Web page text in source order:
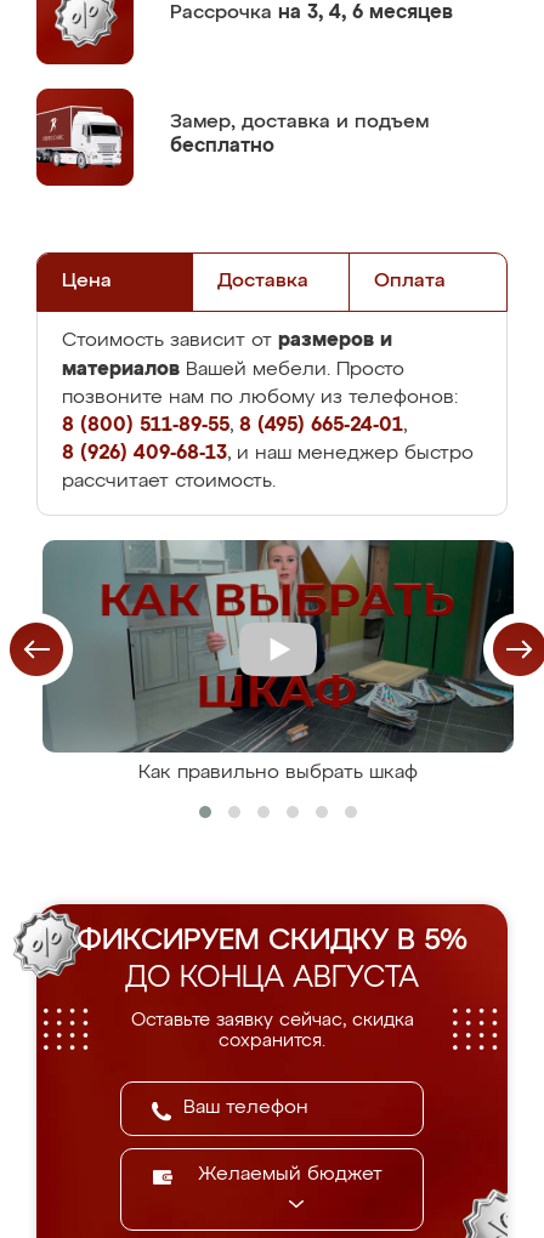
Рассрочка на 3, 4, 6 месяцев
Замер, доставка и подъем
бесплатно
Цена Доставка Оплата
Стоимость зависит от размеров и
материалов Вашей мебели. Просто
позвоните нам по любому из телефонов:
8 (800) 511-89-55, 8 (495) 665-24-01,
8 (926) 409-68-13, и наш менеджер быстро
рассчитает стоимость.
Как правильно выбрать шкаф
ФИКСИРУЕМ СКИДКУ В 5%
ДО КОНЦА АВГУСТА
Оставьте заявку сейчас, скидка
сохранится.
Желаемый бюджет